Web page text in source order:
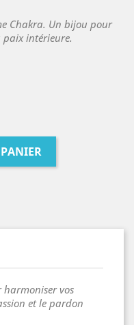
Chakra. Un bijou pour
intérieure.
vos
et le pardon